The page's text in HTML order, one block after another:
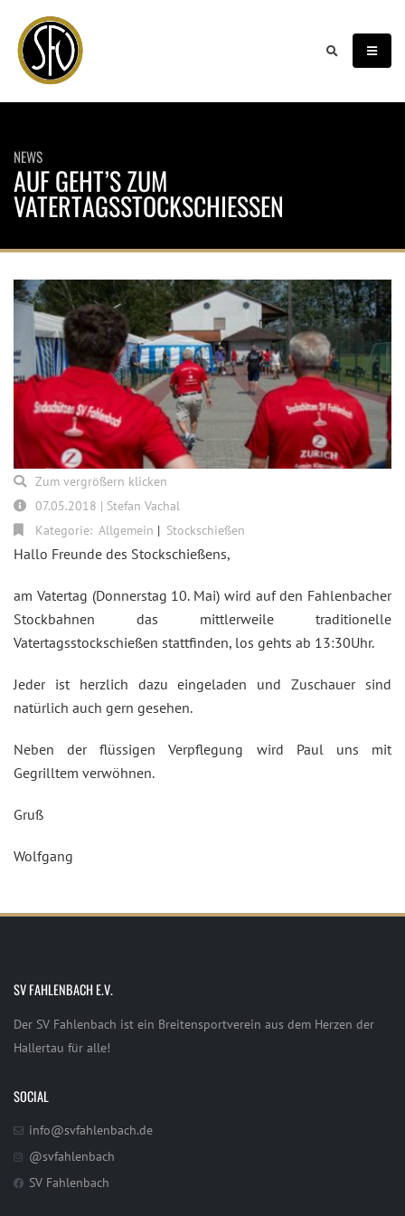
NEWS
AUF GEHT’S ZUM
VATERTAGSSTOCKSCHIESSEN
Hallo Freunde des Stockschießens,
am Vatertag (Donnerstag 10. Mai) wird auf den Fahlenbacher
Stockbahnen das mittlerweile traditionelle
Vatertagsstockschießen stattfinden, los gehts ab 13:30Uhr.
Jeder ist herzlich dazu eingeladen und Zuschauer sind
natürlich auch gern gesehen.
Neben der flüssigen Verpflegung wird Paul uns mit
Gegrilltem verwöhnen.
Gruß
Wolfgang
Zum vergrößern klicken
07.05.2018 | Stefan Vachal
Kategorie: Allgemein Stockschießen
SV FAHLENBACH E.V.
Der SV Fahlenbach ist ein Breitensportverein aus dem Herzen der
Hallertau für alle!
SOCIAL
info@svfahlenbach.de
@svfahlenbach
SV Fahlenbach